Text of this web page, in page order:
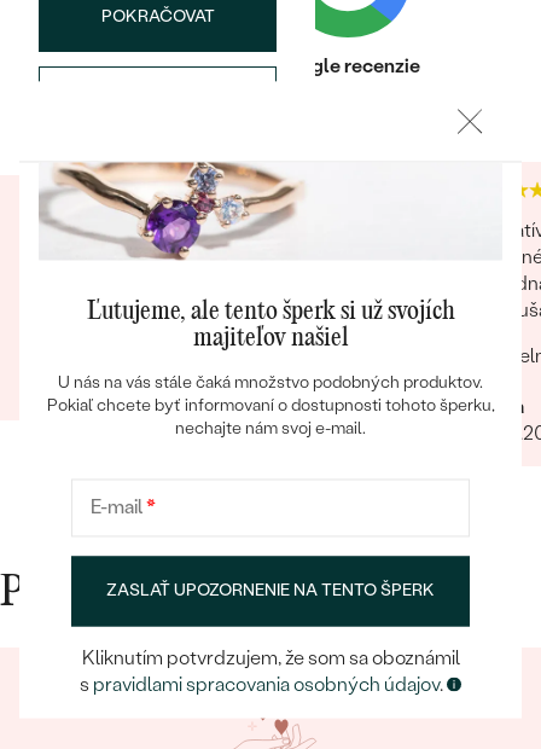
Bestsellery
OBJAVIŤ
Diamant
ROZMERY:
0.8 mm (0.0025ct)
Round
ČISTOTA:
Prírodný
POKRAČOVAT
Heuréka recenzieGoogle recenzie
Nakupoval som druhý krát a som spokojný.
Robia to na úrovni. Certifikát, krabička,
pôsobí na mna ako zákazníka príjemne.
17.11.2023
Ivana
Prečo nakupovať v Eppi
Ľutujeme, ale tento šperk si už svojích
majiteľov našiel
U nás na vás stále čaká množstvo podobných produktov.
Pokiaľ chcete byť informovaní o dostupnosti tohoto šperku,
nechajte nám svoj e-mail.
E-mail*
ZASLAŤ UPOZORNENIE NA TENTO ŠPERK
Kliknutím potvrdzujem, že som sa oboznámil
s pravidlami spracovania osobných údajov.